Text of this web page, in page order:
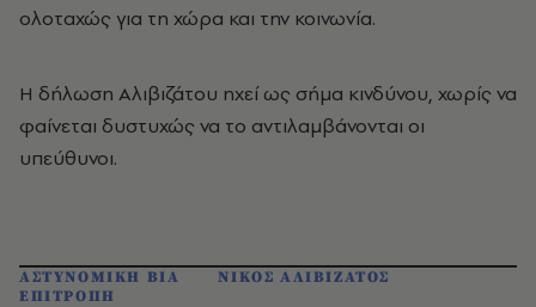
ολοταχώς για τη χώρα και την κοινωνία.
Η δήλωση Αλιβιζάτου ηχεί ως σήμα κινδύνου, χωρίς να
φαίνεται δυστυχώς να το αντιλαμβάνονται οι
υπεύθυνοι.
ΑΣΤΥΝΟΜΙΚΗ ΒΙΑ
ΝΙΚΟΣ ΑΛΙΒΙΖΑΤΟΣ
ΕΠΙΤΡΟΠΗ